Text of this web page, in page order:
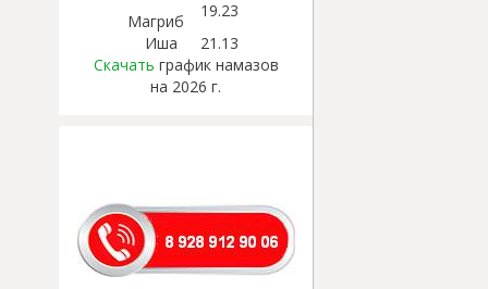
Магриб
19.23
Иша
21.13
Скачать график намазов
на 2026 г.